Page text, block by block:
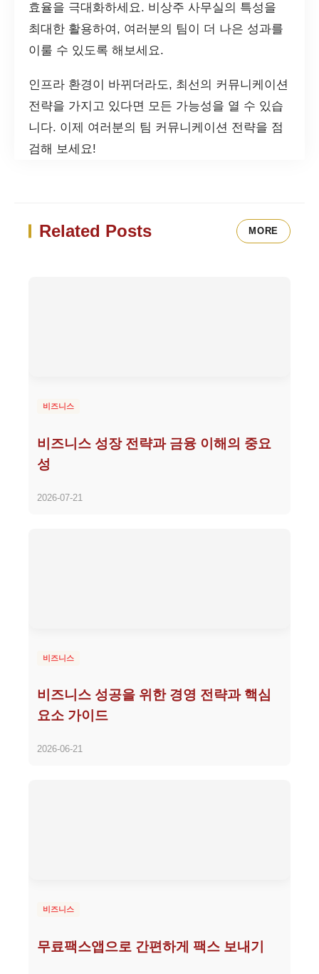
효율을 극대화하세요. 비상주 사무실의 특성을
최대한 활용하여, 여러분의 팀이 더 나은 성과를
이룰 수 있도록 해보세요.
인프라 환경이 바뀌더라도, 최선의 커뮤니케이션
전략을 가지고 있다면 모든 가능성을 열 수 있습
니다. 이제 여러분의 팀 커뮤니케이션 전략을 점
검해 보세요!
Related Posts MORE
비즈니스
비즈니스 성장 전략과 금융 이해의 중요
성
2026-07-21
비즈니스
비즈니스 성공을 위한 경영 전략과 핵심
요소 가이드
2026-06-21
비즈니스
무료팩스앱으로 간편하게 팩스 보내기